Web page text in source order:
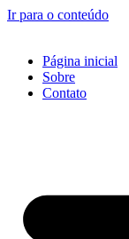
Ir para o conteúdo
Página inicial
Sobre
Contato